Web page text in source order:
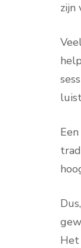
zijn
Het